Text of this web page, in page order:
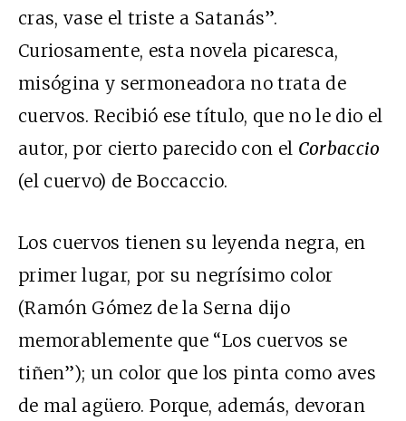
cras, vase el triste a Satanás”.
Curiosamente, esta novela picaresca,
misógina y sermoneadora no trata de
cuervos. Recibió ese título, que no le dio el
autor, por cierto parecido con el Corbaccio
(el cuervo) de Boccaccio.
Los cuervos tienen su leyenda negra, en
primer lugar, por su negrísimo color
(Ramón Gómez de la Serna dijo
memorablemente que “Los cuervos se
tiñen”); un color que los pinta como aves
de mal agüero. Porque, además, devoran